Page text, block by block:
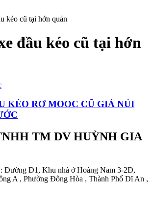
kéo cũ tại hớn quản
đầu kéo cũ tại hớn
KÉO RƠ MOOC CŨ GIÁ NÚI
TM DV HUỲNH GIA
Đường D1, Khu nhà ở Hoàng Nam 3-2D,
A , Phường Đông Hòa , Thành Phố Dĩ An ,